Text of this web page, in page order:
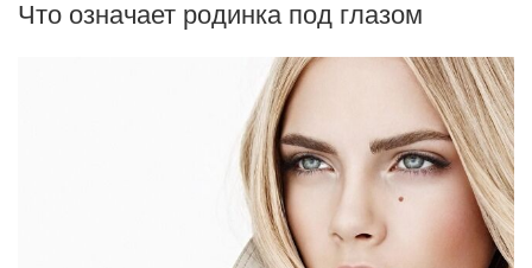
Что означает родинка под глазом